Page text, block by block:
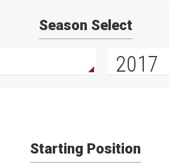
Season Select
2017
Starting Position